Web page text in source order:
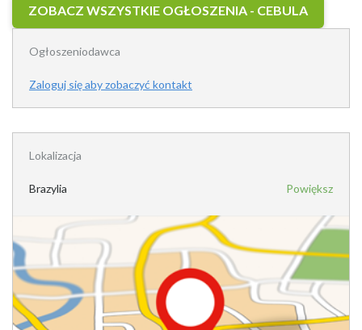
ZOBACZ WSZYSTKIE OGŁOSZENIA - CEBULA
Ogłoszeniodawca
Zaloguj się aby zobaczyć kontakt
Lokalizacja
Brazylia Powiększ